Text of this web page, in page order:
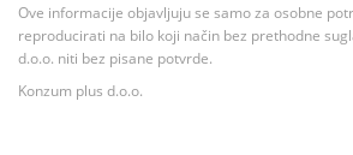
Ove informacije objavljuju se samo za osobne
reproducirati na bilo koji način bez prethodne
d.o.o. niti bez pisane potvrde.
Konzum plus d.o.o.